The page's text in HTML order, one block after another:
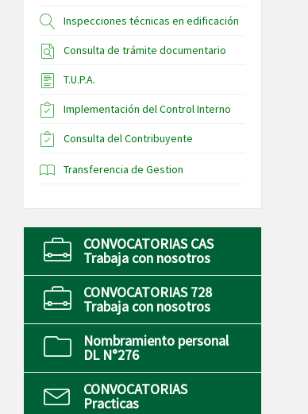
Inspecciones técnicas en edificación
Consulta de trámite documentario
T.U.P.A.
Implementación del Control Interno
Consulta del Contribuyente
Transferencia de Gestion
CONVOCATORIAS CAS
Trabaja con nosotros
CONVOCATORIAS 728
Trabaja con nosotros
Nombramiento personal
DL N°276
CONVOCATORIAS
Practicas